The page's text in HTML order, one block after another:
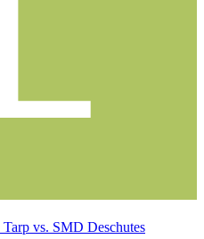
vs. SMD Deschutes